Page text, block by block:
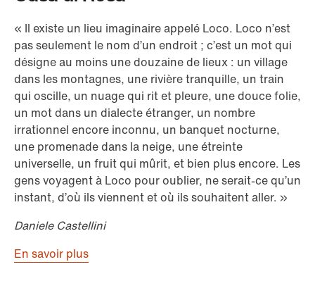
« Il existe un lieu imaginaire appelé Loco. Loco n’est
pas seulement le nom d’un endroit ; c’est un mot qui
désigne au moins une douzaine de lieux : un village
dans les montagnes, une rivière tranquille, un train
qui oscille, un nuage qui rit et pleure, une douce folie,
un mot dans un dialecte étranger, un nombre
irrationnel encore inconnu, un banquet nocturne,
une promenade dans la neige, une étreinte
universelle, un fruit qui mûrit, et bien plus encore. Les
gens voyagent à Loco pour oublier, ne serait-ce qu’un
instant, d’où ils viennent et où ils souhaitent aller. »
Daniele Castellini
En savoir plus